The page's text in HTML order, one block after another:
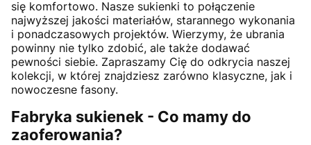
się komfortowo. Nasze sukienki to połączenie
najwyższej jakości materiałów, starannego wykonania
i ponadczasowych projektów. Wierzymy, że ubrania
powinny nie tylko zdobić, ale także dodawać
pewności siebie. Zapraszamy Cię do odkrycia naszej
kolekcji, w której znajdziesz zarówno klasyczne, jak i
nowoczesne fasony.
Fabryka sukienek - Co mamy do
zaoferowania?